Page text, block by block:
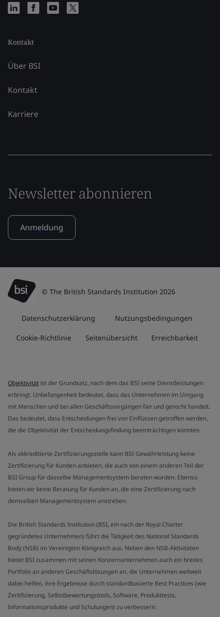
Kontakt
Über BSI
Kontakt
Karriere
Newsletter abonnieren
Anmeldung
© The British Standards Institution 2026
Datenschutzerklärung Nutzungsbedingungen
Cookie-Richtlinie Seitenübersicht Erreichbarkeit
Objektivität ist der Grundsatz, nach dem das BSI seine Dienstleistungen
erbringt. Unbefangenheit bedeutet, dass das Unternehmen im Umgang
mit Menschen und bei allen Geschäftsvorgängen fair und gerecht handelt.
Das bedeutet, dass Entscheidungen frei von Einflüssen getroffen werden,
die die Objektivität der Entscheidungsfindung beeinträchtigen könnten.
Als akkreditierte Zertifizierungsstelle kann BSI Gewährleistung keine
Zertifizierung für Kunden anbieten, die auch von einem anderen Teil der
BSI Group für dasselbe Managementsystem beraten wurden. Ebenso
bieten wir keine Beratung für Kunden an, die eine Zertifizierung nach
demselben Managementsystem anstreben.
Die British Standards Institution (BSI, ein nach der Royal Charter
gegründetes Unternehmen) führt die Tätigkeit des National Standards
Body (NSB) im Vereinigten Königreich aus. Neben den NSB-Aktivitäten
bietet BSI zusammen mit seinen Konzernunternehmen auch ein breites
Portfolio an anderen Geschäftslösungen an, die Unternehmen weltweit
dabei helfen, ihre Ergebnisse durch standardbasierte Best Practices (wie
Zertifizierung, Selbstbewertungstools, Software, Produkttests,
Informationsprodukte und Schulungen) zu verbessern.